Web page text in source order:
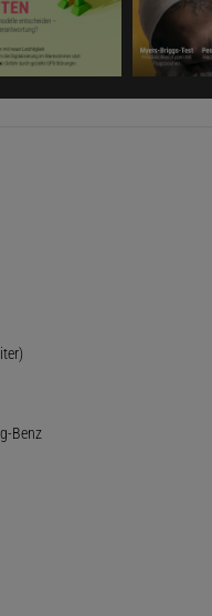
Benz